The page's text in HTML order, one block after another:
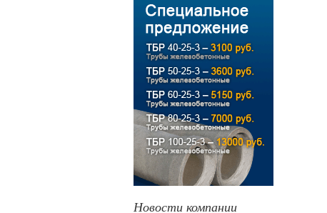
Новости компании